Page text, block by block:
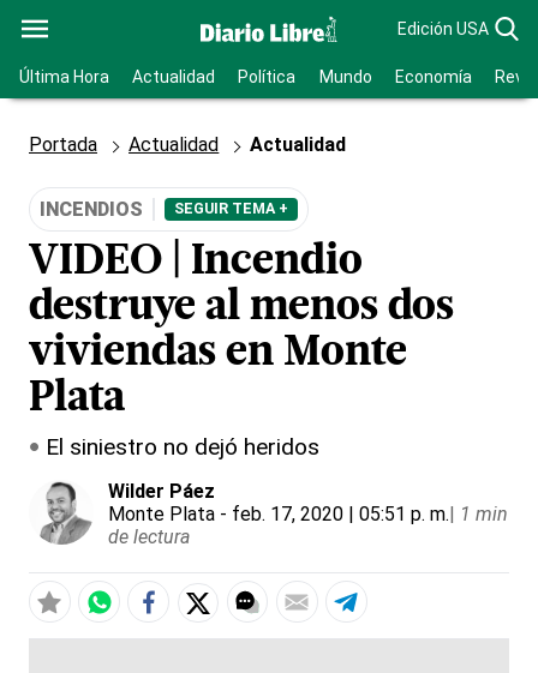
Edición USA
Última Hora Actualidad Política Mundo Economía
Portada Actualidad Actualidad
INCENDIOS SEGUIR TEMA +
VIDEO | Incendio
destruye al menos dos
viviendas en Monte
Plata
El siniestro no dejó heridos
Wilder Páez
Monte Plata - feb. 17, 2020 | 05:51 p. m.| 1 min
de lectura